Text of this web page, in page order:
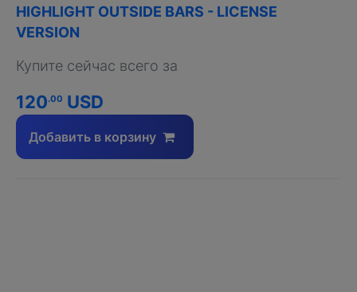
HIGHLIGHT OUTSIDE BARS - LICENSE
VERSION
Купите сейчас всего за
120.00 USD
Добавить в корзину